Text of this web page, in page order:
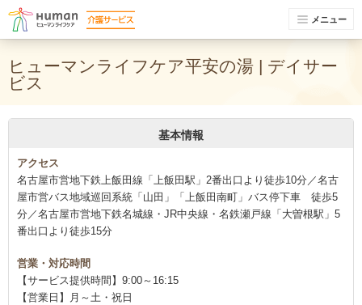
メニュー
ヒューマンライフケア平安の湯 | デイサー
ビス
基本情報
アクセス
名古屋市営地下鉄上飯田線「上飯田駅」2番出口より徒歩10分／名古
屋市営バス地域巡回系統「山田」「上飯田南町」バス停下車 徒歩5
分／名古屋市営地下鉄名城線・JR中央線・名鉄瀬戸線「大曽根駅」5
番出口より徒歩15分
営業・対応時間
【サービス提供時間】9:00～16:15
【営業日】月～土・祝日